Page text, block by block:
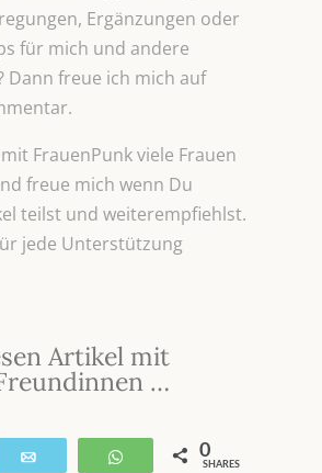
Ergänzungen oder
für mich und andere
Dann freue ich mich auf
FrauenPunk viele Frauen
freue mich wenn Du
teilst und weiterempfiehlst.
jede Unterstützung
Artikel mit
…
WhatsApp
0
SHARES